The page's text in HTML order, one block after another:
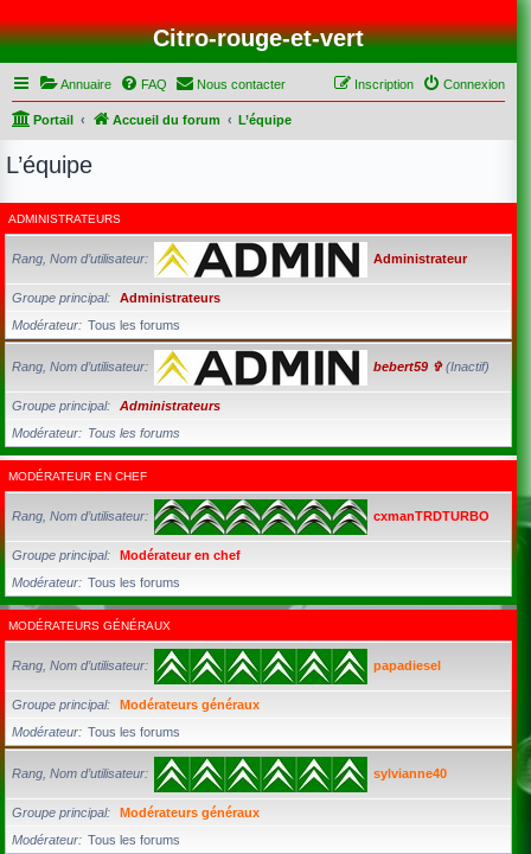
Citro-rouge-et-vert
Annuaire FAQ Nous contacter Connexion
Inscription
Portail Accueil du forum L’équipe
L’équipe
ADMINISTRATEURS
Rang, Nom d’utilisateur Administrateur
Groupe principal
Administrateurs
Modérateur
Tous les forums
Rang, Nom d’utilisateur bebert59 ✞(Inactif)
Groupe principal
Administrateurs
Modérateur
Tous les forums
MODÉRATEUR EN CHEF
Rang, Nom d’utilisateur cxmanTRDTURBO
Groupe principal
Modérateur en chef
Modérateur
Tous les forums
MODÉRATEURS GÉNÉRAUX
Rang, Nom d’utilisateur papadiesel
Groupe principal
Modérateurs généraux
Modérateur
Tous les forums
Rang, Nom d’utilisateur sylvianne40
Groupe principal
Modérateurs généraux
Modérateur
Tous les forums